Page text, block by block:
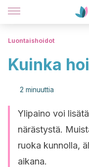
Luontaishoidot
Kuinka
2 minuuttia
Ylipaino voi
närästystä.
ruoka kunnolla,
aikana.